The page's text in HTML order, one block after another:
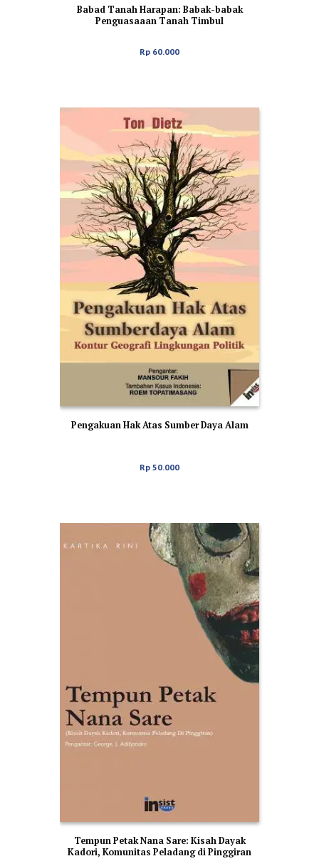
Babad Tanah Harapan: Babak-babak
Penguasaaan Tanah Timbul
Rp 60.000
Pengakuan Hak Atas Sumber Daya Alam
Rp 50.000
Tempun Petak Nana Sare: Kisah Dayak
Kadori, Komunitas Peladang di Pinggiran